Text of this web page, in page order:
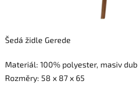
Šedá židle Gerede
Materiál: 100% polyester, masiv dub
Rozměry: 58 x 87 x 65